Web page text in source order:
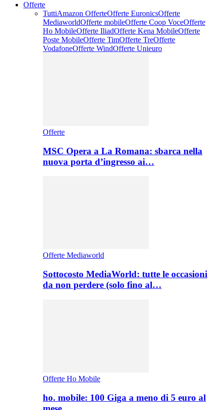
Offerte
TuttiAmazon OfferteOfferte EuronicsOfferte
MediaworldOfferte mobileOfferte Coop VoceOfferte
Ho MobileOfferte IliadOfferte Kena MobileOfferte
Poste MobileOfferte TimOfferte TreOfferte
VodafoneOfferte WindOfferte Unieuro
Offerte
MSC Opera a La Romana: sbarca nella
nuova porta d’ingresso ai…
Offerte Mediaworld
Sottocosto MediaWorld: tutte le occasioni
da non perdere (solo fino al…
Offerte Ho Mobile
ho. mobile: 100 Giga a meno di 5 euro al